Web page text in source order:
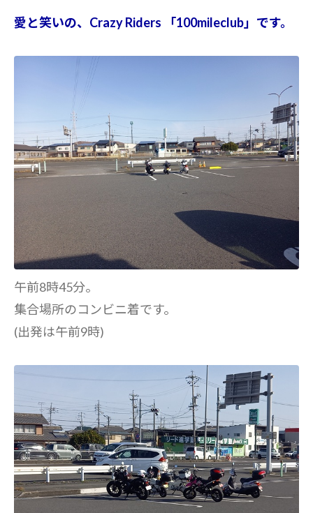
愛と笑いの、Crazy Riders 「100mileclub」です。
午前8時45分。
集合場所のコンビニ着です。
(出発は午前9時)